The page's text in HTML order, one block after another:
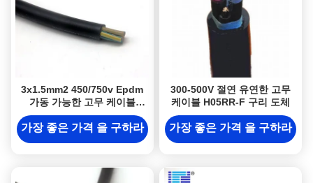
3x1.5mm2 450/750v Epdm
가동 가능한 고무 케이블
H05RR-F 이동할 수 있는 사
용
가장 좋은 가격 을 구하라
300-500V 절연 유연한 고무
케이블 H05RR-F 구리 도체
가장 좋은 가격 을 구하라